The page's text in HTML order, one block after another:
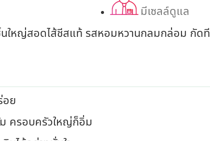
มีเซลล์ดูแล
ใหญ่สอดไส้ชีสแท้ รสหอมหวานกลมกล่อม กัด
อย
ครอบครัวใหญ่ก็อิ่ม